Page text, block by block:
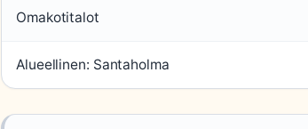
Omakotitalot
Alueellinen: Santaholma